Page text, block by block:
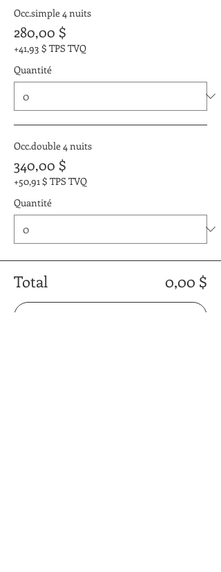
Occ.simple 4 nuits
280,00 $
+41,93 $ TPS TVQ
Quantité
Occ.double 4 nuits
340,00 $
+50,91 $ TPS TVQ
Quantité
Total 0,00 $